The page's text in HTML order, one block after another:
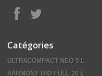
Catégories
ULTRACOMPACT NEO 5 L
HARMONY BIO FULL 20 L